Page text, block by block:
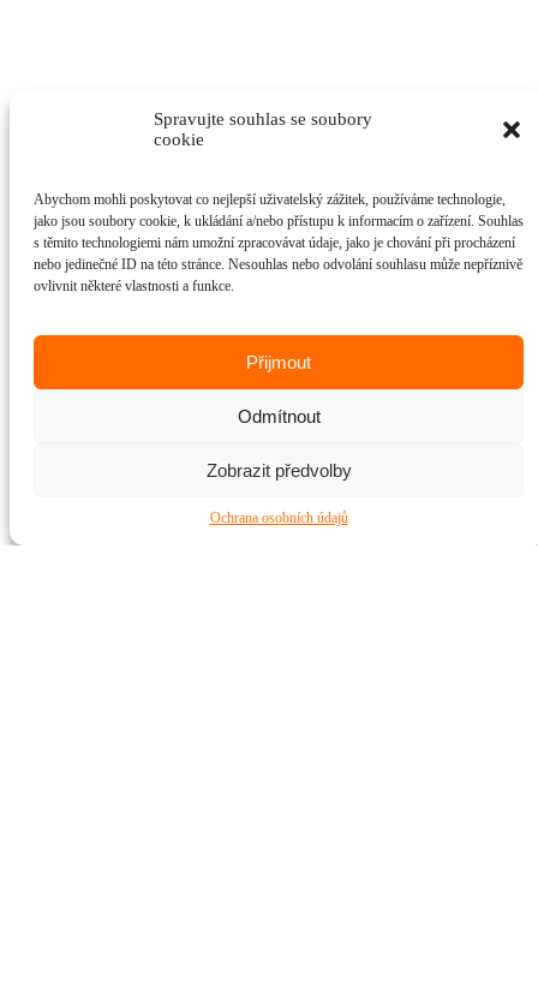
Spravujte souhlas se soubory
cookie
Abychom mohli poskytovat co nejlepší uživatelský zážitek, používáme technologie,
jako jsou soubory cookie, k ukládání a/nebo přístupu k informacím o zařízení. Souhlas
s těmito technologiemi nám umožní zpracovávat údaje, jako je chování při procházení
nebo jedinečné ID na této stránce. Nesouhlas nebo odvolání souhlasu může nepříznivě
ovlivnit některé vlastnosti a funkce.
Přijmout
Odmítnout
Zobrazit předvolby
Ochrana osobních údajů